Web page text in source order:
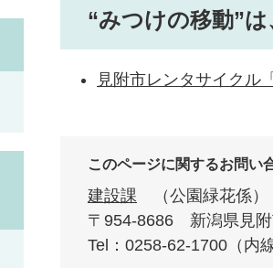
“みつけの移動”
見附市レンタサイクル
このページに関するお問い
建設課
公園緑花係
〒954-8686
新潟県見
Tel：0258-62-1700（内